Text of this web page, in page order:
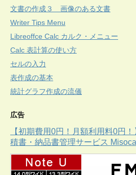
文書の作成３ 画像のある文書
Writer Tips Menu
Libreoffce Calc カルク・メニュー
Calc 表計算の使い方
セルの入力
表作成の基本
統計グラフ作成の流儀
広告
【初期費用0円！月額利用料0円
積書・納品書管理サービス Misoca